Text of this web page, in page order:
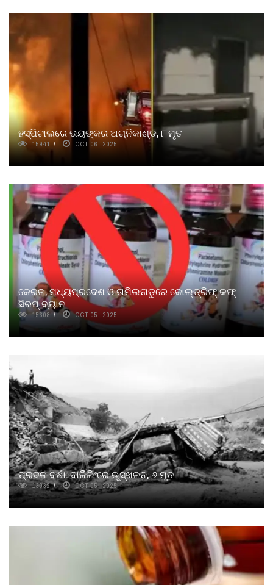
ହସ୍ପିଟାଲରେ ଭୟଙ୍କର ଅଗ୍ନିକାଣ୍ଡ, ୮ ମୃତ
15941 OCT 06, 2025
କେରଳ, ମଧ୍ୟପ୍ରଦେଶ ଓ ତାମିଲନାଡୁରେ କୋଲ୍‌ଡ୍ରିଫ୍ କଫ୍
ସିରପ୍‌ ବ୍ୟାନ
15608 OCT 05, 2025
ପ୍ରବଳ ବର୍ଷା: ଦାର୍ଜିଲିଂରେ ଭୂସ୍ଖଳନ, ୬ ମୃତ
13932 OCT 05, 2025